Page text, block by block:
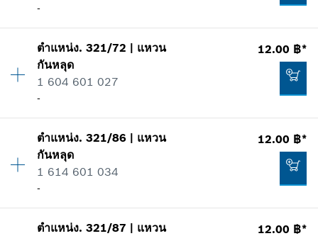
51.00 ฿*
ราคาทั้งหมดไม่รวมภาษีมูลค่าเพิ่ม
แสดงในรูป
31.00 ฿*
ราคาทั้งหมดไม่รวมภาษีมูลค่าเพิ่ม
-
ปริมาณ 1
ราคากลุ่ม
ข้อมูลชิ้นส่วนอะไหล่
แสดงในรูป
56.00 ฿*
ตำแหน่ง.321/72 | แหวน
กันหลุด
1 604 601 027
-
12.00 ฿*
ปริมาณ 1
ราคากลุ่ม
ข้อมูลชิ้นส่วนอะไหล่
แสดงในรูป
ตำแหน่ง.321/86 | แหวน
กันหลุด
1 614 601 034
-
12.00 ฿*
ปริมาณ 1
ตำแหน่ง.321/87 | แหวน
12.00 ฿*